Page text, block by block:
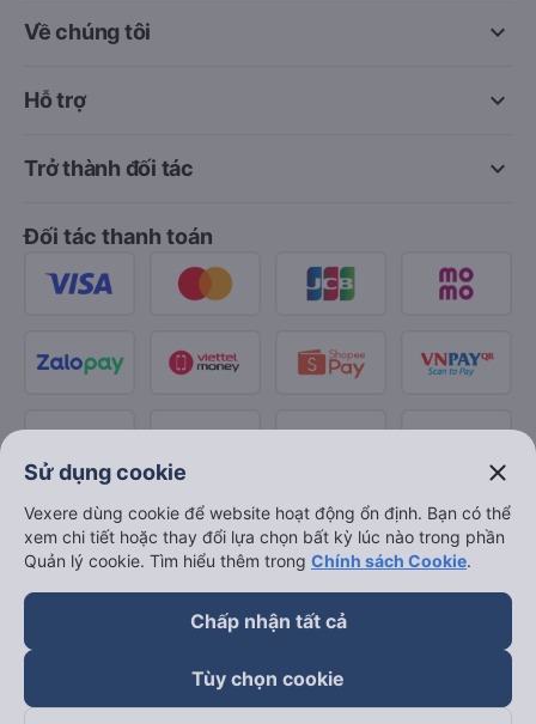
keyboard_arrow_down
Về chúng tôi
keyboard_arrow_down
Hỗ trợ
keyboard_arrow_down
Trở thành đối tác
Đối tác thanh toán
Sử dụng cookie close
Vexere dùng cookie để website hoạt động ổn định. Bạn có thể
xem chi tiết hoặc thay đổi lựa chọn bất kỳ lúc nào trong phần
Quản lý cookie. Tìm hiểu thêm trong Chính sách Cookie.
Chấp nhận tất cả
Tùy chọn cookie